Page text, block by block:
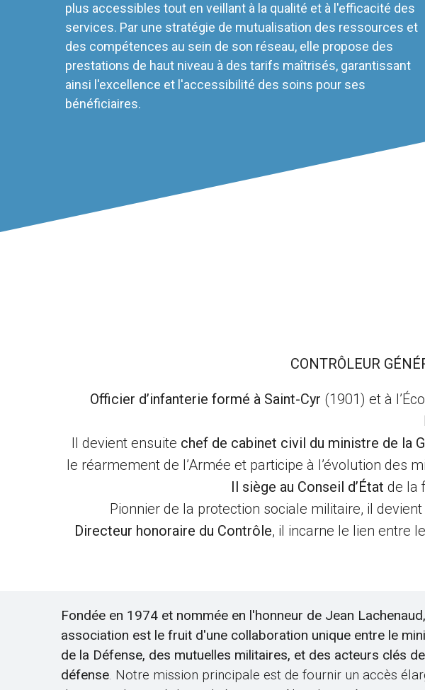
plus accessibles tout en veillant à la qualité et à l'efficacité des
services. Par une stratégie de mutualisation des ressources et
des compétences au sein de son réseau, elle propose des
prestations de haut niveau à des tarifs maîtrisés, garantissant
ainsi l'excellence et l'accessibilité des soins pour ses
bénéficiaires.
CONTRÔLEUR
Officier d’infanterie formé à Saint-Cyr (1901) et à
Il devient ensuite chef de cabinet civil du ministre de la
le réarmement de l’Armée et participe à l’évolution des
Il siège au Conseil d’État de la
Pionnier de la protection sociale militaire, il devient
Directeur honoraire du Contrôle, il incarne le lien entre
Fondée en 1974 et nommée en l'honneur de Jean
association est le fruit d'une collaboration unique entre le
de la Défense, des mutuelles militaires, et des acteurs clés
défense. Notre mission principale est de fournir un accès